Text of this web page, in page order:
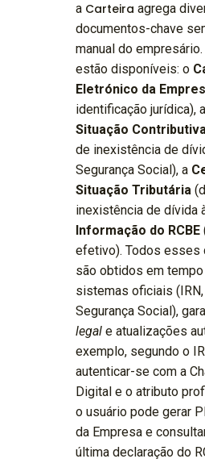
a Carteira agrega
documentos-chave
manual do empresário.
estão disponíveis: o
Eletrónico da
identificação jurídica), a
Situação
de inexistência de
Segurança Social), a
Situação Tributária
inexistência de dívida
Informação do RCBE
efetivo). Todos esses
são obtidos em
sistemas oficiais (IRN,
Segurança Social),
legal e atualizações
exemplo, segundo o
autenticar-se com a
Digital e o atributo
o usuário pode gerar
da Empresa e
última declaração do